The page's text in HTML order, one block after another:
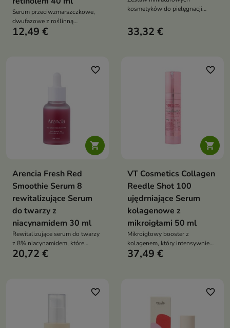
Serum przeciwzmarszczkowe,
dwufazowe z roślinną
alternatywą retinolu, które
12,49 €
kosmetyków do pielęgnacji
nawilżenie, regenerację i
ukojenie skóry – idealny w
33,32 €

favorite_border
Arencia Fresh Red
Smoothie Serum 8
rewitalizujące Serum
do twarzy z
niacynamidem 30 ml
Rewitalizujące serum do twarzy
z 8% niacynamidem, które
nawilża, wyrównuje koloryt
20,72 €

favorite_border
VT Cosmetics Collagen
Reedle Shot 100
ujędrniające Serum
kolagenowe z
mikroigłami 50 ml
Mikroigłowy booster z
kolagenem, który intensywnie
nawilża, wygładza i poprawia
37,49 €
favorite_border favorite_border